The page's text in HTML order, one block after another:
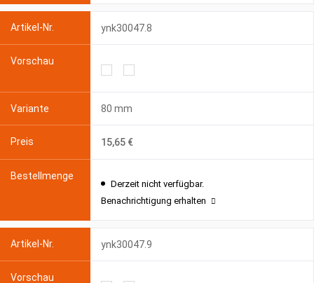
ynk30047.8
80 mm
15,65 €
Derzeit nicht verfügbar.
Benachrichtigung erhalten
ynk30047.9